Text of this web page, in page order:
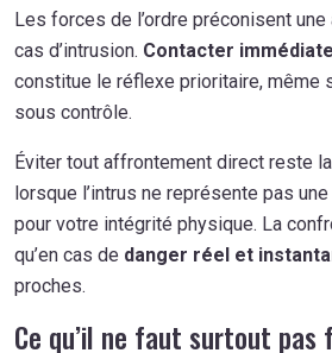
Les forces de l’ordre préconisent
cas d’intrusion. Contacter
constitue le réflexe prioritaire, même
sous contrôle.
Éviter tout affrontement direct reste
lorsque l’intrus ne représente pas
pour votre intégrité physique. La
qu’en cas de danger réel et
proches.
Ce qu’il ne faut surtout pas